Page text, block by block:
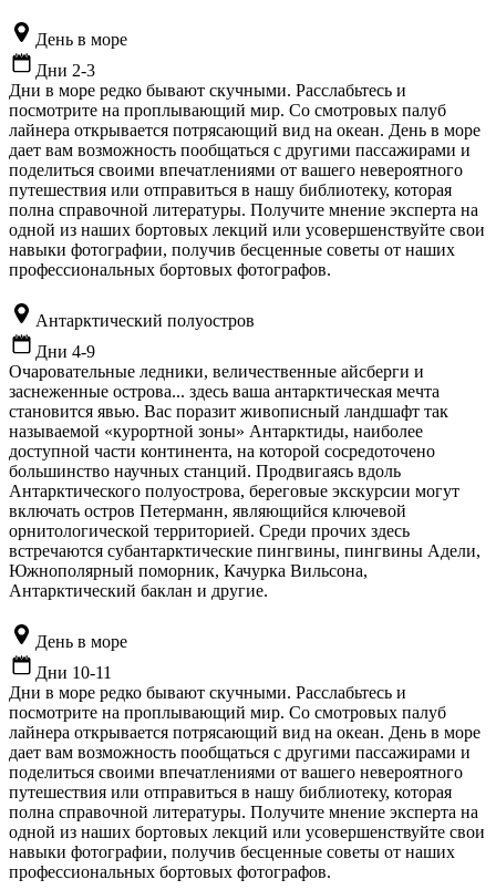
День в море
Дни 2-3
Дни в море редко бывают скучными. Расслабьтесь и
посмотрите на проплывающий мир. Со смотровых палуб
лайнера открывается потрясающий вид на океан. День в море
дает вам возможность пообщаться с другими пассажирами и
поделиться своими впечатлениями от вашего невероятного
путешествия или отправиться в нашу библиотеку, которая
полна справочной литературы. Получите мнение эксперта на
одной из наших бортовых лекций или усовершенствуйте свои
навыки фотографии, получив бесценные советы от наших
профессиональных бортовых фотографов.
Антарктический полуостров
Дни 4-9
Очаровательные ледники, величественные айсберги и
заснеженные острова... здесь ваша антарктическая мечта
становится явью. Вас поразит живописный ландшафт так
называемой «курортной зоны» Антарктиды, наиболее
доступной части континента, на которой сосредоточено
большинство научных станций. Продвигаясь вдоль
Антарктического полуострова, береговые экскурсии могут
включать остров Петерманн, являющийся ключевой
орнитологической территорией. Среди прочих здесь
встречаются cубантарктические пингвины, пингвины Адели,
Южнополярный поморник, Качурка Вильсона,
Антарктический баклан и другие.
День в море
Дни 10-11
Дни в море редко бывают скучными. Расслабьтесь и
посмотрите на проплывающий мир. Со смотровых палуб
лайнера открывается потрясающий вид на океан. День в море
дает вам возможность пообщаться с другими пассажирами и
поделиться своими впечатлениями от вашего невероятного
путешествия или отправиться в нашу библиотеку, которая
полна справочной литературы. Получите мнение эксперта на
одной из наших бортовых лекций или усовершенствуйте свои
навыки фотографии, получив бесценные советы от наших
профессиональных бортовых фотографов.